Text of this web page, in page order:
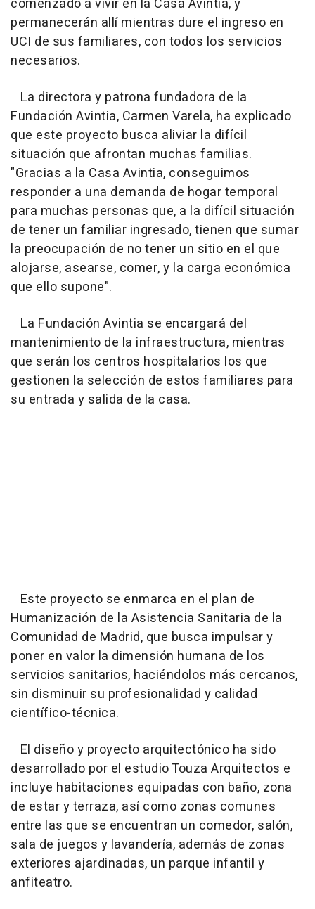
comenzado a vivir en la Casa Avintia, y
permanecerán allí mientras dure el ingreso en
UCI de sus familiares, con todos los servicios
necesarios.
La directora y patrona fundadora de la
Fundación Avintia, Carmen Varela, ha explicado
que este proyecto busca aliviar la difícil
situación que afrontan muchas familias.
"Gracias a la Casa Avintia, conseguimos
responder a una demanda de hogar temporal
para muchas personas que, a la difícil situación
de tener un familiar ingresado, tienen que sumar
la preocupación de no tener un sitio en el que
alojarse, asearse, comer, y la carga económica
que ello supone".
La Fundación Avintia se encargará del
mantenimiento de la infraestructura, mientras
que serán los centros hospitalarios los que
gestionen la selección de estos familiares para
su entrada y salida de la casa.
Este proyecto se enmarca en el plan de
Humanización de la Asistencia Sanitaria de la
Comunidad de Madrid, que busca impulsar y
poner en valor la dimensión humana de los
servicios sanitarios, haciéndolos más cercanos,
sin disminuir su profesionalidad y calidad
científico-técnica.
El diseño y proyecto arquitectónico ha sido
desarrollado por el estudio Touza Arquitectos e
incluye habitaciones equipadas con baño, zona
de estar y terraza, así como zonas comunes
entre las que se encuentran un comedor, salón,
sala de juegos y lavandería, además de zonas
exteriores ajardinadas, un parque infantil y
anfiteatro.